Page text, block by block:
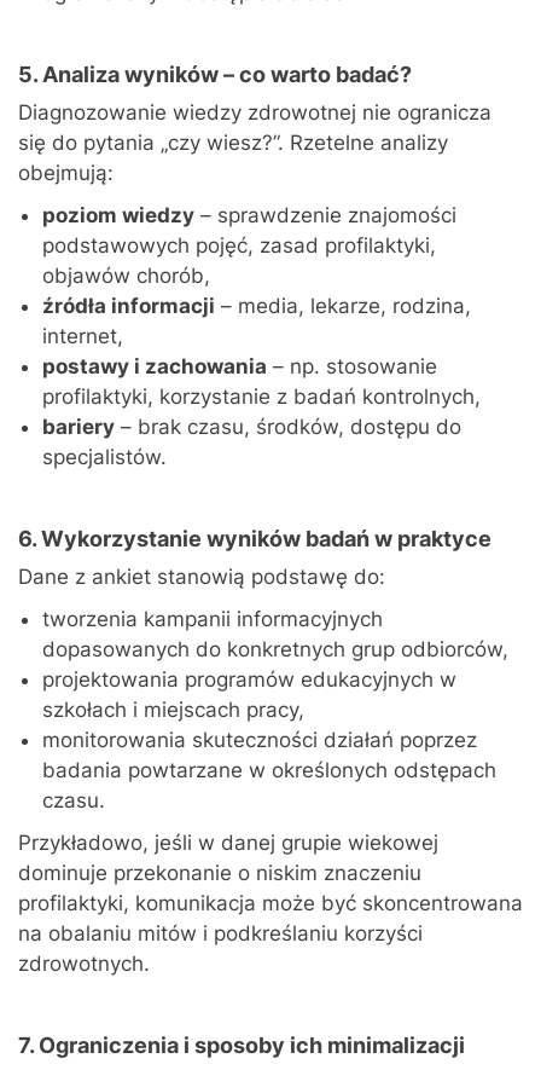
5. Analiza wyników – co warto badać?
Diagnozowanie wiedzy zdrowotnej nie ogranicza
się do pytania „czy wiesz?”. Rzetelne analizy
obejmują:
poziom wiedzy – sprawdzenie znajomości
podstawowych pojęć, zasad profilaktyki,
objawów chorób,
źródła informacji – media, lekarze, rodzina,
internet,
postawy i zachowania – np. stosowanie
profilaktyki, korzystanie z badań kontrolnych,
bariery – brak czasu, środków, dostępu do
specjalistów.
6. Wykorzystanie wyników badań w praktyce
Dane z ankiet stanowią podstawę do:
tworzenia kampanii informacyjnych
dopasowanych do konkretnych grup odbiorców,
projektowania programów edukacyjnych w
szkołach i miejscach pracy,
monitorowania skuteczności działań poprzez
badania powtarzane w określonych odstępach
czasu.
Przykładowo, jeśli w danej grupie wiekowej
dominuje przekonanie o niskim znaczeniu
profilaktyki, komunikacja może być skoncentrowana
na obalaniu mitów i podkreślaniu korzyści
zdrowotnych.
7. Ograniczenia i sposoby ich minimalizacji